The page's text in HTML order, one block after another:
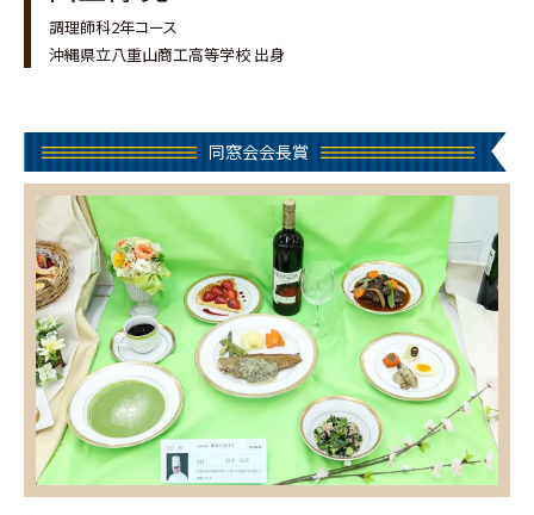
調理師科2年コース
沖縄県立八重山商工高等学校 出身
同窓会会長賞